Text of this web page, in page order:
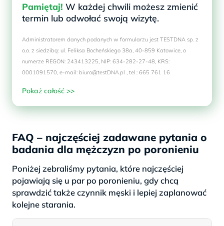
Pamiętaj! W każdej chwili możesz zmienić
termin lub odwołać swoją wizytę.
Administratorem danych podanych w formularzu jest TESTDNA sp. z
o.o. z siedzibą: ul. Feliksa Bocheńskiego 38a, 40-859 Katowice, o
numerze REGON: 243413225, NIP: 634-282-27-48, KRS:
0001091570, e-mail: biuro@testDNA.pl , tel.: 665 761 16
Pokaż całość >>
FAQ – najczęściej zadawane pytania o
badania dla mężczyzn po poronieniu
Poniżej zebraliśmy pytania, które najczęściej
pojawiają się u par po poronieniu, gdy chcą
sprawdzić także czynnik męski i lepiej zaplanować
kolejne starania.